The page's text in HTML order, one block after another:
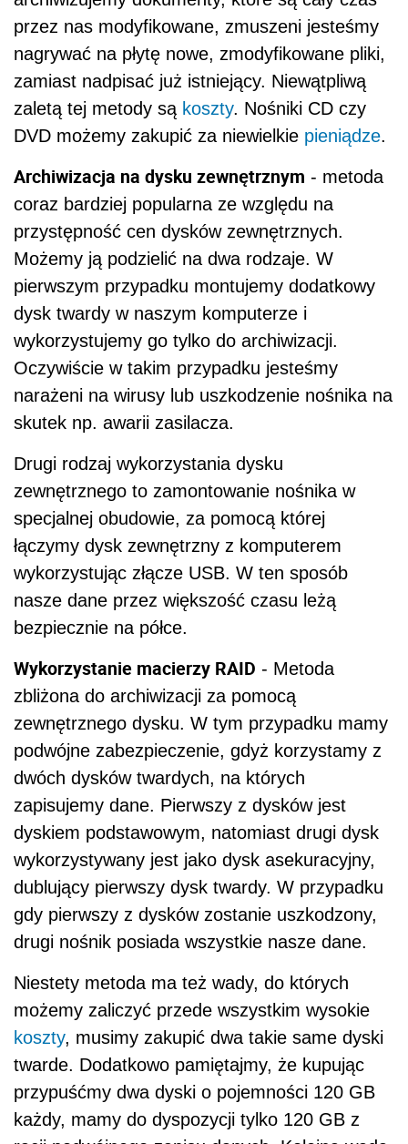
przez nas modyfikowane, zmuszeni jesteśmy
nagrywać na płytę nowe, zmodyfikowane pliki,
zamiast nadpisać już istniejący. Niewątpliwą
zaletą tej metody są koszty. Nośniki CD czy
DVD możemy zakupić za niewielkie pieniądze.
Archiwizacja na dysku zewnętrznym - metoda
coraz bardziej popularna ze względu na
przystępność cen dysków zewnętrznych.
Możemy ją podzielić na dwa rodzaje. W
pierwszym przypadku montujemy dodatkowy
dysk twardy w naszym komputerze i
wykorzystujemy go tylko do archiwizacji.
Oczywiście w takim przypadku jesteśmy
narażeni na wirusy lub uszkodzenie nośnika na
skutek np. awarii zasilacza.
Drugi rodzaj wykorzystania dysku
zewnętrznego to zamontowanie nośnika w
specjalnej obudowie, za pomocą której
łączymy dysk zewnętrzny z komputerem
wykorzystując złącze USB. W ten sposób
nasze dane przez większość czasu leżą
bezpiecznie na półce.
Wykorzystanie macierzy RAID - Metoda
zbliżona do archiwizacji za pomocą
zewnętrznego dysku. W tym przypadku mamy
podwójne zabezpieczenie, gdyż korzystamy z
dwóch dysków twardych, na których
zapisujemy dane. Pierwszy z dysków jest
dyskiem podstawowym, natomiast drugi dysk
wykorzystywany jest jako dysk asekuracyjny,
dublujący pierwszy dysk twardy. W przypadku
gdy pierwszy z dysków zostanie uszkodzony,
drugi nośnik posiada wszystkie nasze dane.
Niestety metoda ma też wady, do których
możemy zaliczyć przede wszystkim wysokie
koszty, musimy zakupić dwa takie same dyski
twarde. Dodatkowo pamiętajmy, że kupując
przypuśćmy dwa dyski o pojemności 120 GB
każdy, mamy do dyspozycji tylko 120 GB z